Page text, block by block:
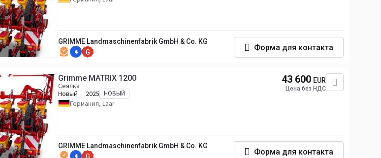
GRIMME Landmaschinenfabrik GmbH & Co. KG
4 G
Форма для контакта
Grimme MATRIX 1200
Сеялка
Новый
2025 НОВЫЙ
Германия, Laar
43 600 EUR
Цена без НДС
GRIMME Landmaschinenfabrik GmbH & Co. KG
4 G
Форма для контакта